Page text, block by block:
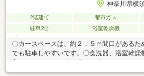
神奈川県横
2階建て 都市ガス
駐車2台
浴室乾燥機
〇カースペースは、約２．５ｍ間口があるた
でも駐車しやすいです。〇食洗器、浴室乾燥
〇横須賀市立長沢中学校まで徒歩５分※本物